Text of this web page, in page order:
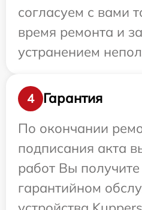
согласуем с вами
время ремонта и
устранением
4
Гарантия
По окончании
подписания акта
работ Вы
гарантийном